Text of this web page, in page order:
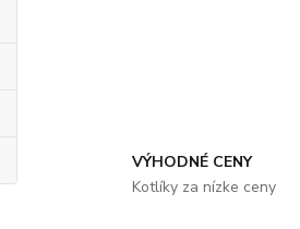
VÝHODNÉ CENY
Kotlíky za nízke ceny